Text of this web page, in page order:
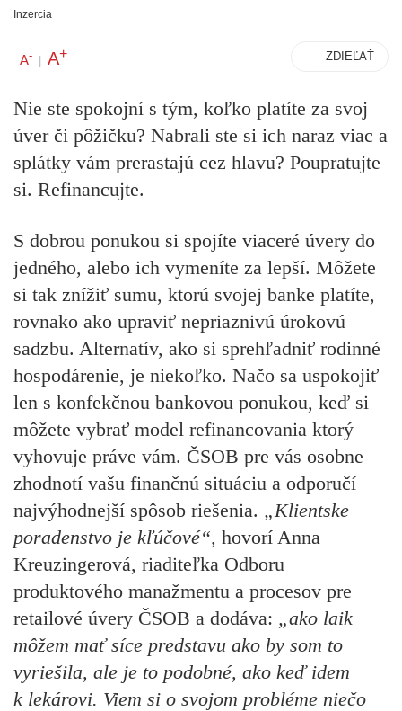
Inzercia
A- | A+ ZDIEĽAŤ
Nie ste spokojní s tým, koľko platíte za svoj
úver či pôžičku? Nabrali ste si ich naraz viac a
splátky vám prerastajú cez hlavu? Poupratujte
si. Refinancujte.
S dobrou ponukou si spojíte viaceré úvery do
jedného, alebo ich vymeníte za lepší. Môžete
si tak znížiť sumu, ktorú svojej banke platíte,
rovnako ako upraviť nepriaznivú úrokovú
sadzbu. Alternatív, ako si sprehľadniť rodinné
hospodárenie, je niekoľko. Načo sa uspokojiť
len s konfekčnou bankovou ponukou, keď si
môžete vybrať model refinancovania ktorý
vyhovuje práve vám. ČSOB pre vás osobne
zhodnotí vašu finančnú situáciu a odporučí
najvýhodnejší spôsob riešenia. „Klientske
poradenstvo je kľúčové“, hovorí Anna
Kreuzingerová, riaditeľka Odboru
produktového manažmentu a procesov pre
retailové úvery ČSOB a dodáva: „ako laik
môžem mať síce predstavu ako by som to
vyriešila, ale je to podobné, ako keď idem
k lekárovi. Viem si o svojom probléme niečo